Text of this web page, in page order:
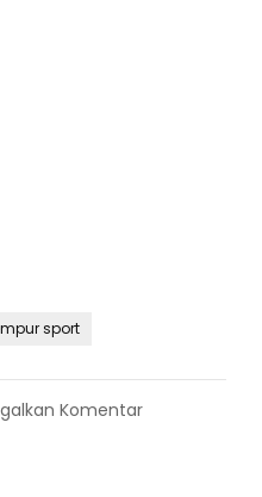
sport
Komentarpada